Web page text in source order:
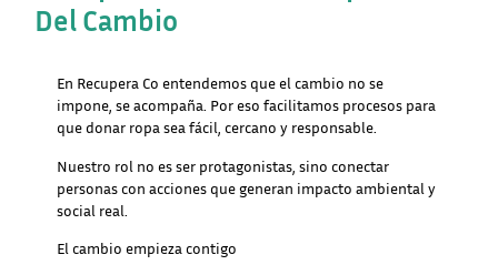
Del Cambio
En Recupera Co entendemos que el cambio no se
impone, se acompaña. Por eso facilitamos procesos para
que donar ropa sea fácil, cercano y responsable.
Nuestro rol no es ser protagonistas, sino conectar
personas con acciones que generan impacto ambiental y
social real.
El cambio empieza contigo